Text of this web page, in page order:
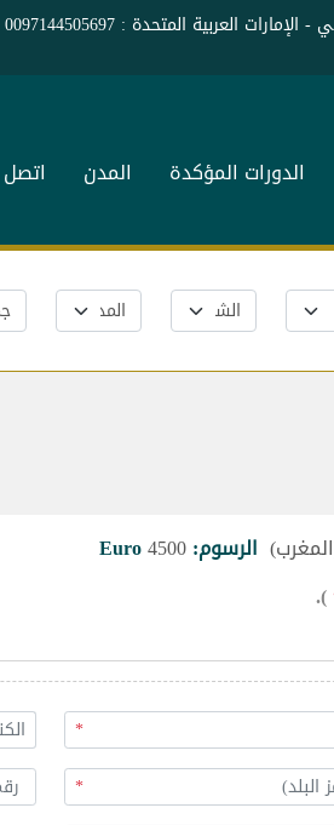
الإمارات العربية المتحدة : 0097144505697
الدورات المؤكدة المدن اتصل
الرسوم:4500
Euro
).
*
*